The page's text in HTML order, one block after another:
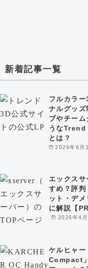
新着記事一覧
2026年6月
フルカラ
ナルグッズ
ブやチー
うなTrend
とは？
2026年4月
エックス
すめ？評判
ット・デ
に解説【PR
ケルヒャ
Compact